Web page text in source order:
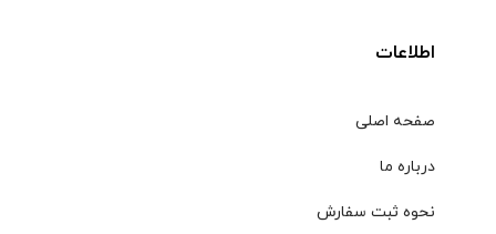
اطلاعات
صفحه اصلی
درباره ما
نحوه ثبت سفارش